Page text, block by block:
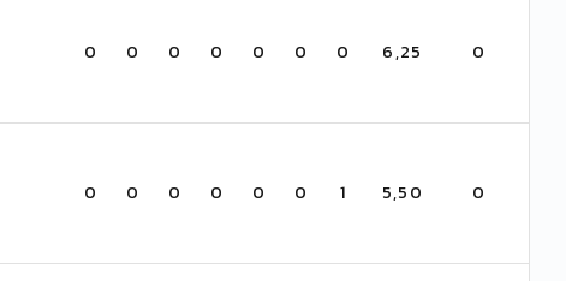
0 0 0 0 0 0 0 6,25 0
0 0 0 0 0 0 1 5,50 0